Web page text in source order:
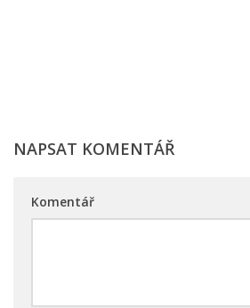
NAPSAT KOMENTÁŘ
Komentář